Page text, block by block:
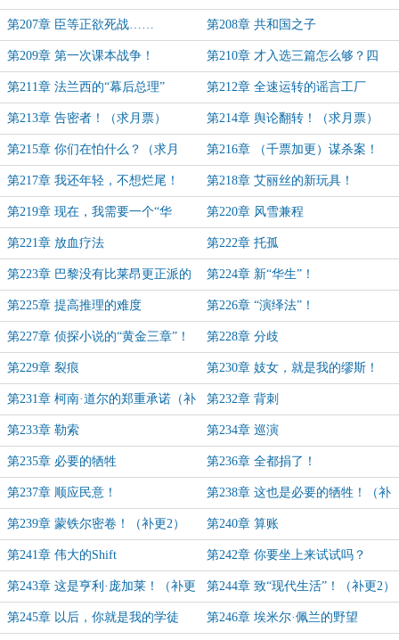
第207章 臣等正欲死战…… 第208章 共和国之子
第209章 第一次课本战争！ 第210章 才入选三篇怎么够？四
篇！
第211章 法兰西的“幕后总理” 第212章 全速运转的谣言工厂
第213章 告密者！（求月票） 第214章 舆论翻转！（求月票）
第215章 你们在怕什么？（求月
票）
第216章 （千票加更）谋杀案！
第217章 我还年轻，不想烂尾！ 第218章 艾丽丝的新玩具！
第219章 现在，我需要一个“华
生”！
第220章 风雪兼程
第221章 放血疗法 第222章 托孤
第223章 巴黎没有比莱昂更正派的
作家了！
第224章 新“华生”！
第225章 提高推理的难度 第226章 “演绎法”！
第227章 侦探小说的“黄金三章”！ 第228章 分歧
第229章 裂痕 第230章 妓女，就是我的缪斯！
第231章 柯南·道尔的郑重承诺（补
更）
第232章 背刺
第233章 勒索 第234章 巡演
第235章 必要的牺牲 第236章 全都捐了！
第237章 顺应民意！ 第238章 这也是必要的牺牲！（补
更1）
第239章 蒙铁尔密卷！（补更2） 第240章 算账
第241章 伟大的Shift 第242章 你要坐上来试试吗？
第243章 这是亨利·庞加莱！（补更
1）
第244章 致“现代生活”！（补更2）
第245章 以后，你就是我的学徒 第246章 埃米尔·佩兰的野望